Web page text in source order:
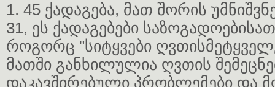
1. 45 ქადაგება, მათ შორის
31, ეს ქადაგებები
როგორც "სიტყვები
მათში განხილულია ღვთის
დაკავშირებული პრობლემები და